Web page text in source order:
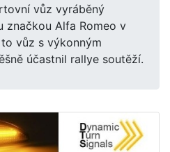
vůz vyráběný
značkou Alfa Romeo v
vůz s výkonným
účastnil rallye soutěží.